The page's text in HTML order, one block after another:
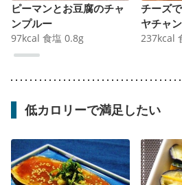
ピーマンとお豆腐のチャ
ンプルー
97kcal 食塩 0.8g
チーズ
ヤチャ
237kcal
低カロリーで満足したい